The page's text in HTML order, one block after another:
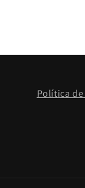
Política